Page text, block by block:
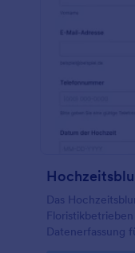
Das
Datenerfassung